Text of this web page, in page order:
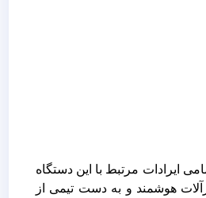
ایرادات مرتبط با این دستگاه
هوشمند و به دست تیمی از